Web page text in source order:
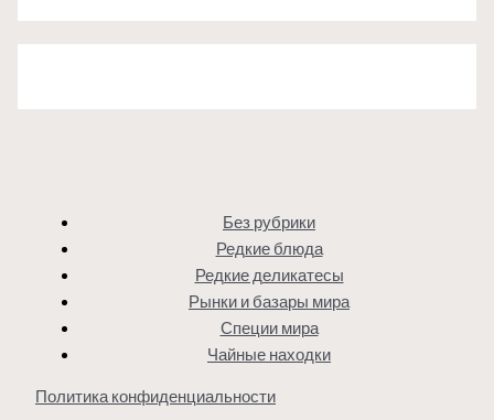
Без рубрики
Редкие блюда
Редкие деликатесы
Рынки и базары мира
Специи мира
Чайные находки
Политика конфиденциальности